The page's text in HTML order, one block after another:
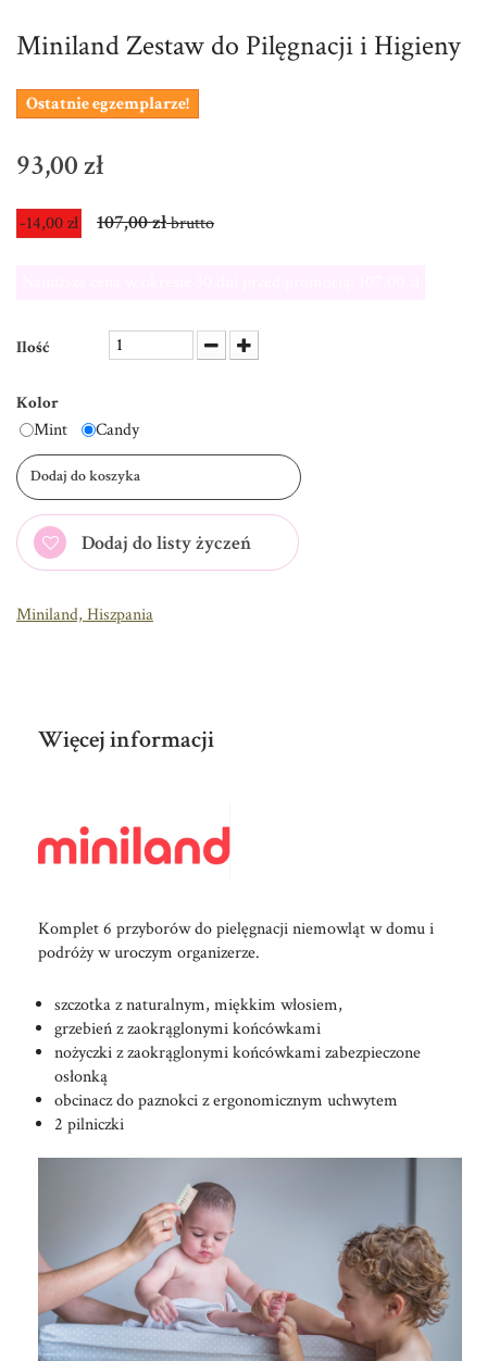
Miniland Zestaw do Pilęgnacji i Higieny
Ostatnie egzemplarze!
93,00 zł
-14,00 zł 107,00 złbrutto
Ilość
Kolor
Mint Candy
Dodaj do koszyka
Dodaj do listy życzeń
Miniland, Hiszpania
Więcej informacji
Komplet 6 przyborów do pielęgnacji niemowląt w domu i
podróży w uroczym organizerze.
szczotka z naturalnym, miękkim włosiem,
grzebień z zaokrąglonymi końcówkami
nożyczki z zaokrąglonymi końcówkami zabezpieczone
osłonką
obcinacz do paznokci z ergonomicznym uchwytem
2 pilniczki